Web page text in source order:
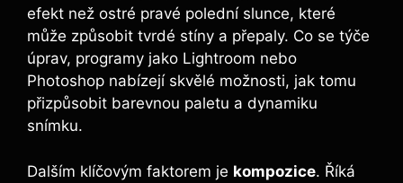
efekt než ostré⁢ pravé polední slunce, které
může ⁣způsobit tvrdé stíny a přepaly. Co ​se týče
úprav, programy⁤ jako Lightroom nebo⁢
Photoshop nabízejí skvělé možnosti, jak⁣ tomu
přizpůsobit⁢ barevnou paletu ‌a​ dynamiku
‌snímku.
Dalším klíčovým faktorem je kompozice. Říká⁣